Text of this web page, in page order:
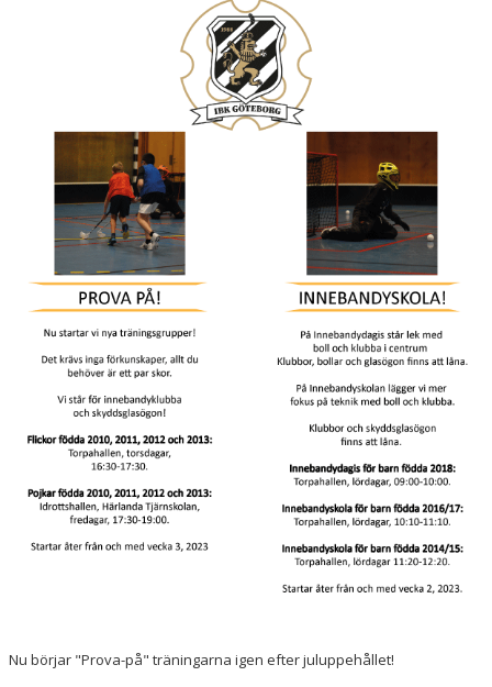
DOKUMENT
SPORTRÅD
SOCIALT RÅD
Nu börjar "Prova-på" träningarna igen efter juluppehållet!